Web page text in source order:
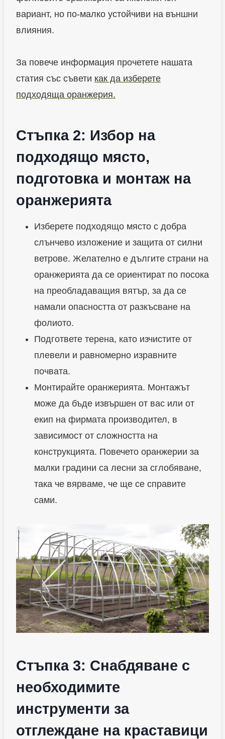
о
и
к
а
б
н
а
н
и
ъ
с
т
ъ
к
е
и
п
н
е
ф
о
и
о
вариант, но по-малко устойчиви на външни
влияния.
За повече информация прочетете нашата
статия със съвети как да изберете
подходяща оранжерия.
Стъпка 2: Избор на
подходящо място,
подготовка и монтаж на
оранжерията
Изберете подходящо място с добра
слънчево изложение и защита от силни
ветрове. Желателно е дългите страни на
оранжерията да се ориентират по посока
на преобладаващия вятър, за да се
намали опасността от разкъсване на
фолиото.
Подгответе терена, като изчистите от
плевели и равномерно изравните
почвата.
Монтирайте оранжерията. Монтажът
може да бъде извършен от вас или от
екип на фирмата производител, в
зависимост от сложността на
конструкцията. Повечето оранжерии за
малки градини са лесни за сглобяване,
така че вярваме, че ще се справите
сами.
Стъпка 3: Снабдяване с
необходимите
инструменти за
отглеждане на краставици